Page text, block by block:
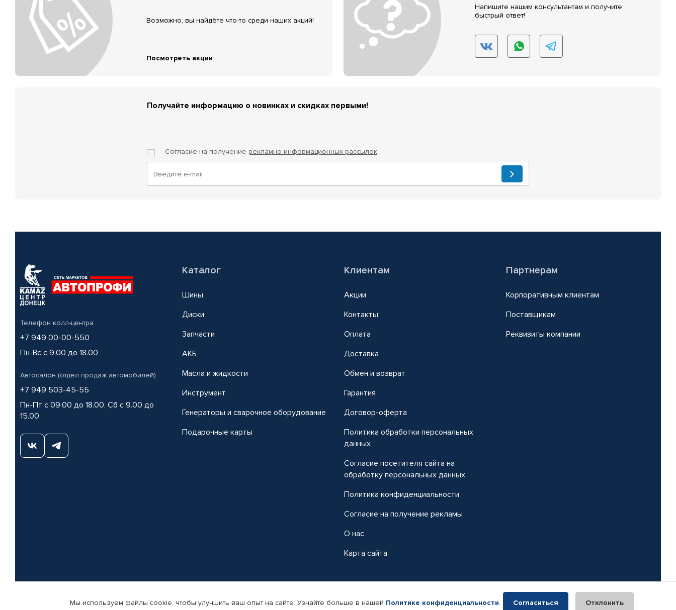
Возможно, вы найдёте что-то среди наших акций!
Посмотреть акции
Напишите нашим консультантам и получите
быстрый ответ!
Получайте информацию о новинках и скидках первыми!
Согласие на получение рекламно-информационных рассылок
Телефон колл-центра
+7 949 00-00-550
Пн-Вс с 9.00 до 18.00
Автосалон (отдел продаж автомобилей)
+7 949 503-45-55
Пн-Пт с 09.00 до 18.00, Сб с 9.00 до
15.00
Каталог
Шины
Диски
Запчасти
АКБ
Масла и жидкости
Инструмент
Генераторы и сварочное оборудование
Подарочные карты
Клиентам
Акции
Контакты
Оплата
Доставка
Обмен и возврат
Гарантия
Договор-оферта
Политика обработки персональных
данных
Согласие посетителя сайта на
обработку персональных данных
Политика конфиденциальности
Согласие на получение рекламы
О нас
Карта сайта
Партнерам
Корпоративным клиентам
Поставщикам
Реквизиты компании
© КАМАЗ ЦЕНТР ДОНЕЦК, 2015-2026. Все права защищены. Интернет-магазин автомобильных товаров Автопрофи.
Мы используем файлы cookie, чтобы улучшить ваш опыт на сайте. Узнайте больше в нашей Политике конфиденциальности. Согласиться Отклонить